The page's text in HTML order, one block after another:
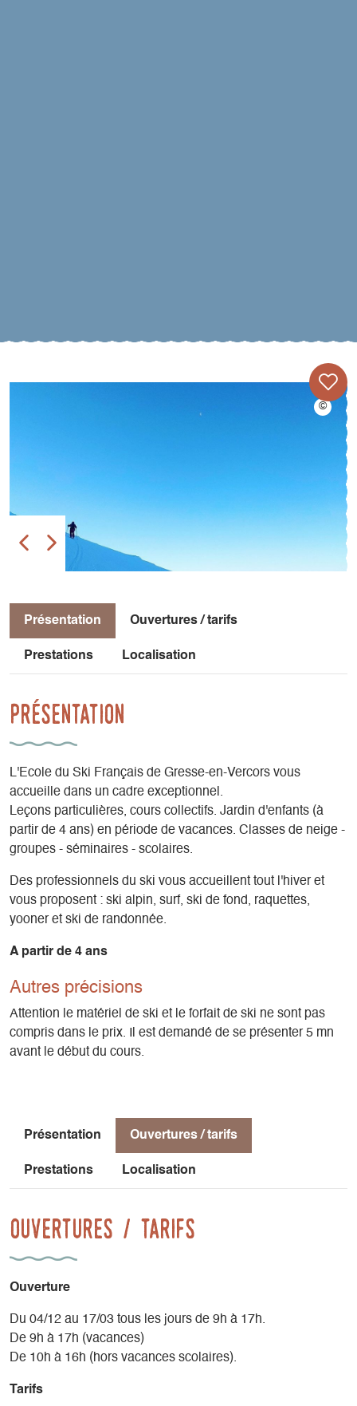
Présentation Ouvertures / tarifs
Prestations Localisation
Présentation
L'Ecole du Ski Français de Gresse-en-Vercors vous
accueille dans un cadre exceptionnel.
Leçons particulières, cours collectifs. Jardin d'enfants (à
partir de 4 ans) en période de vacances. Classes de neige -
groupes - séminaires - scolaires.
Des professionnels du ski vous accueillent tout l'hiver et
vous proposent : ski alpin, surf, ski de fond, raquettes,
yooner et ski de randonnée.
A partir de 4 ans
Autres précisions
Attention le matériel de ski et le forfait de ski ne sont pas
compris dans le prix. Il est demandé de se présenter 5 mn
avant le début du cours.
Présentation Ouvertures / tarifs
Prestations Localisation
Ouvertures / tarifs
Ouverture
Du 04/12 au 17/03 tous les jours de 9h à 17h.
De 9h à 17h (vacances)
De 10h à 16h (hors vacances scolaires).
Tarifs